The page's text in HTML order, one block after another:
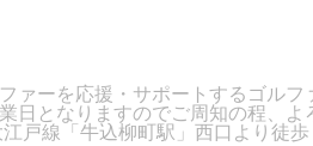
ァーを応援・サポートするゴル
日となりますのでご周知の程、
戸線「牛込柳町駅」西口より徒